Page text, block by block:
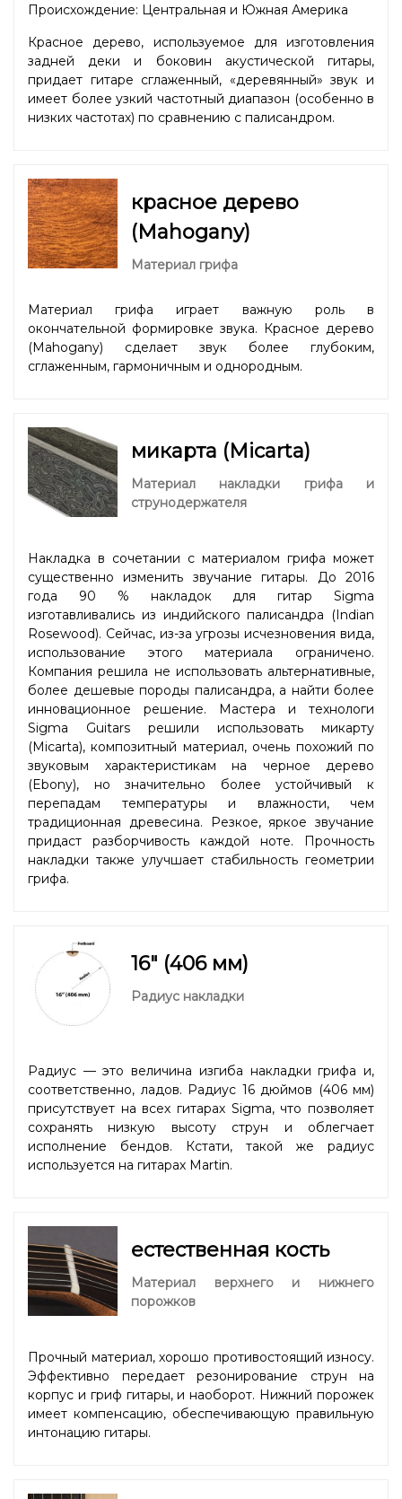
Происхождение: Центральная и Южная Америка
Красное дерево, используемое для изготовления
задней деки и боковин акустической гитары,
придает гитаре сглаженный, «деревянный» звук и
имеет более узкий частотный диапазон (особенно в
низких частотах) по сравнению с палисандром.
красное дерево
(Mahogany)
Материал грифа
Материал грифа играет важную роль в
окончательной формировке звука. Красное дерево
(Mahogany) сделает звук более глубоким,
сглаженным, гармоничным и однородным.
микарта (Micarta)
Материал накладки грифа и
струнодержателя
Накладка в сочетании с материалом грифа может
существенно изменить звучание гитары. До 2016
года 90 % накладок для гитар Sigma
изготавливались из индийского палисандра (Indian
Rosewood). Сейчас, из-за угрозы исчезновения вида,
использование этого материала ограничено.
Компания решила не использовать альтернативные,
более дешевые породы палисандра, а найти более
инновационное решение. Мастера и технологи
Sigma Guitars решили использовать микарту
(Micarta), композитный материал, очень похожий по
звуковым характеристикам на черное дерево
(Ebony), но значительно более устойчивый к
перепадам температуры и влажности, чем
традиционная древесина. Резкое, яркое звучание
придаст разборчивость каждой ноте. Прочность
накладки также улучшает стабильность геометрии
грифа.
16" (406 мм)
Радиус накладки
Радиус — это величина изгиба накладки грифа и,
соответственно, ладов. Радиус 16 дюймов (406 мм)
присутствует на всех гитарах Sigma, что позволяет
сохранять низкую высоту струн и облегчает
исполнение бендов. Кстати, такой же радиус
используется на гитарах Martin.
естественная кость
Материал верхнего и нижнего
порожков
Прочный материал, хорошо противостоящий износу.
Эффективно передает резонирование струн на
корпус и гриф гитары, и наоборот. Нижний порожек
имеет компенсацию, обеспечивающую правильную
интонацию гитары.